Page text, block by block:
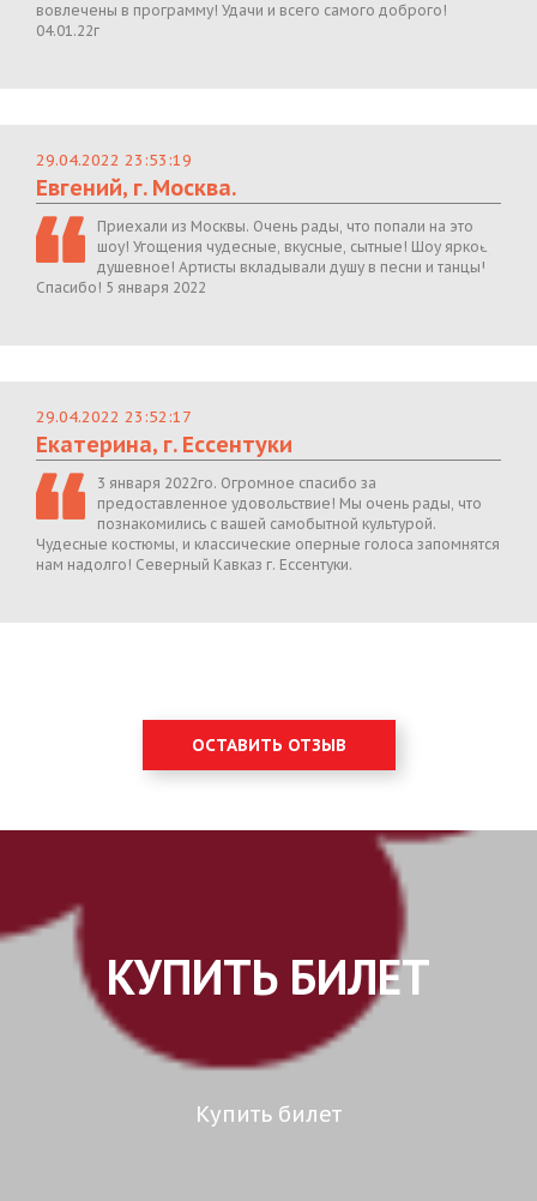
вовлечены в программу! Удачи и всего самого доброго!
04.01.22г
29.04.2022 23:53:19
Евгений, г. Москва.
Приехали из Москвы. Очень рады, что попали на это
шоу! Угощения чудесные, вкусные, сытные! Шоу яркое,
душевное! Артисты вкладывали душу в песни и танцы!
Спасибо! 5 января 2022
29.04.2022 23:52:17
Екатерина, г. Ессентуки
3 января 2022го. Огромное спасибо за
предоставленное удовольствие! Мы очень рады, что
познакомились с вашей самобытной культурой.
Чудесные костюмы, и классические оперные голоса запомнятся
нам надолго! Северный Кавказ г. Ессентуки.
ОСТАВИТЬ ОТЗЫВ
КУПИТЬ БИЛЕТ
Купить билет